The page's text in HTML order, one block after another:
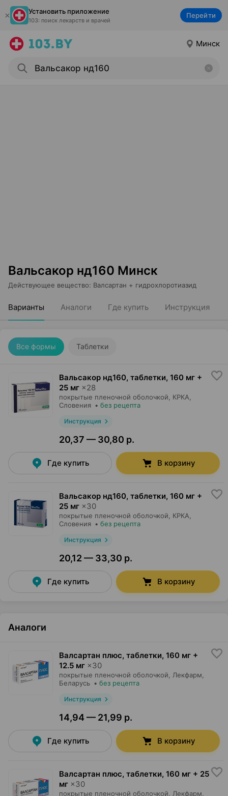
Установить приложение
103: поиск лекарств и врачей
Перейти
Минск
Вальсакор нд160 Минск
Действующее вещество: Валсартан + гидрохлоротиазид
Варианты Аналоги Где купить Инструкция
Все формы Таблетки
Вальсакор нд160, таблетки, 160 мг +
25 мг ×28
покрытые пленочной оболочкой, КРКА
Словения • без рецепта
Инструкция
20,37 — 30,80 р.
Где купить В корзину
Вальсакор нд160, таблетки, 160 мг +
25 мг ×30
покрытые пленочной оболочкой, КРКА
Словения • без рецепта
Инструкция
20,12 — 33,30 р.
Где купить В корзину
Аналоги
Валсартан плюс, таблетки, 160 мг +
12.5 мг ×30
покрытые пленочной оболочкой, Лекфарм
Беларусь • без рецепта
Инструкция
14,94 — 21,99 р.
Где купить В корзину
Валсартан плюс, таблетки, 160 мг + 25
мг ×30
покрытые пленочной оболочкой, Лекфарм